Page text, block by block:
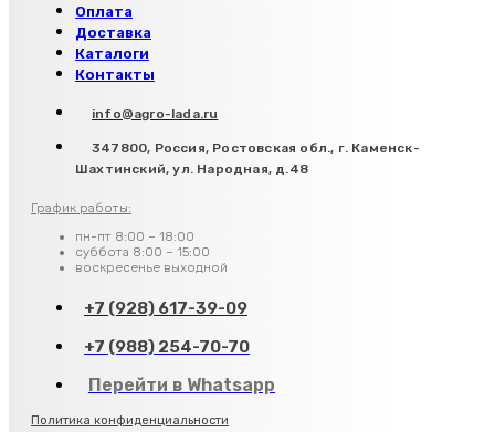
Оплата
Доставка
Каталоги
Контакты
info@agro-lada.ru
347800, Россия, Ростовская обл., г. Каменск-
Шахтинский, ул. Народная, д.48
График работы:
пн-пт 8:00 – 18:00
суббота 8:00 – 15:00
воскресенье выходной
+7 (928) 617-39-09
+7 (988) 254-70-70
Перейти в Whatsapp
Политика конфиденциальности